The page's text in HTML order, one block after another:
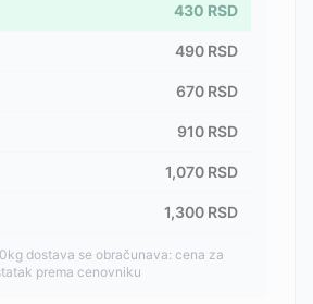
430 RSD
490 RSD
670 RSD
910 RSD
1,070 RSD
1,300 RSD
dostava se obračunava: cena za
prema cenovniku